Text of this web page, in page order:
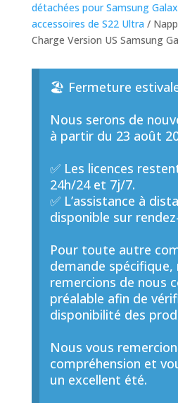
détachées pour Samsung
accessoires de S22 Ultra /
Charge Version US Samsung
🏖️ Fermeture
Nous serons de
à partir du 23 août
✅ Les licences
24h/24 et 7j/7.
✅ L’assistance à
disponible sur
Pour toute autre
demande spécifique,
remercions de nous
préalable afin de
disponibilité des
Nous vous
compréhension et
un excellent été.